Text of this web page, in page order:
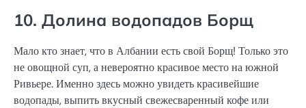
10. Долина водопадов Борщ
Мало кто знает, что в Албании есть свой Борщ! Только это
не овощной суп, а невероятно красивое место на южной
Ривьере. Именно здесь можно увидеть красивейшие
водопады, выпить вкусный свежесваренный кофе или